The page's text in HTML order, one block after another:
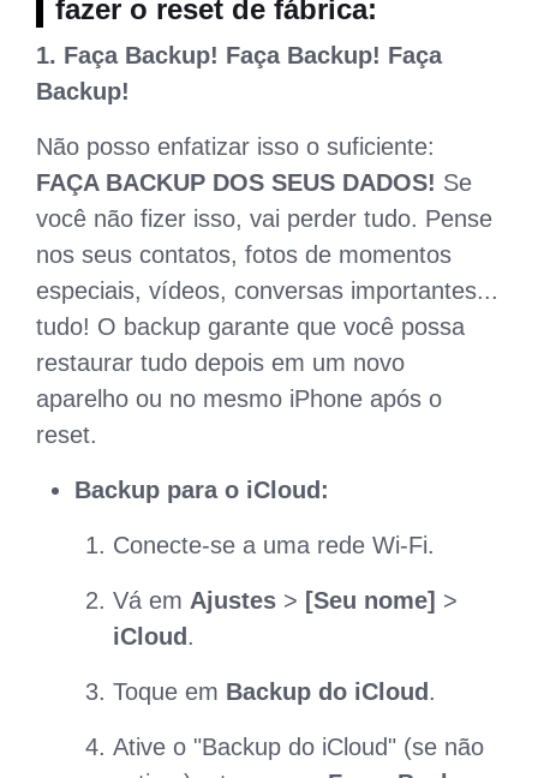
fazer o reset de fábrica:
1. Faça Backup! Faça Backup! Faça
Backup!
Não posso enfatizar isso o suficiente:
FAÇA BACKUP DOS SEUS DADOS! Se
você não fizer isso, vai perder tudo. Pense
nos seus contatos, fotos de momentos
especiais, vídeos, conversas importantes...
tudo! O backup garante que você possa
restaurar tudo depois em um novo
aparelho ou no mesmo iPhone após o
reset.
Backup para o iCloud:
Conecte-se a uma rede Wi-Fi.
Vá em Ajustes > [Seu nome] >
iCloud.
Toque em Backup do iCloud.
Ative o "Backup do iCloud" (se não